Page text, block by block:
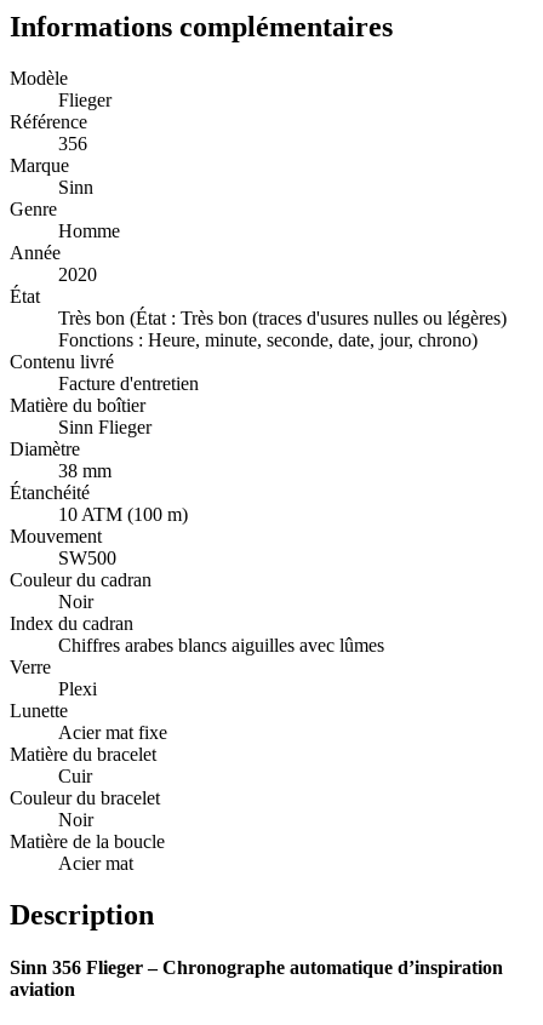
Informations complémentaires
Modèle
Flieger
Référence
356
Marque
Sinn
Genre
Homme
Année
2020
État
Très bon (État : Très bon (traces d'usures nulles ou légères)
Fonctions : Heure, minute, seconde, date, jour, chrono)
Contenu livré
Facture d'entretien
Matière du boîtier
Sinn Flieger
Diamètre
38 mm
Étanchéité
10 ATM (100 m)
Mouvement
SW500
Couleur du cadran
Noir
Index du cadran
Chiffres arabes blancs aiguilles avec lûmes
Verre
Plexi
Lunette
Acier mat fixe
Matière du bracelet
Cuir
Couleur du bracelet
Noir
Matière de la boucle
Acier mat
Description
Sinn 356 Flieger – Chronographe automatique d’inspiration
aviation